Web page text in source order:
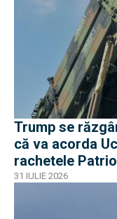
Trump se
că va acorda
rachetele
31 IULIE 2026